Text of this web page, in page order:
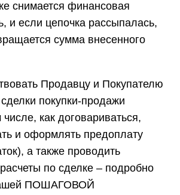
снимается финансовая
и если цепочка рассыпалась,
сумма внесенного
Продавцу и Покупателю
покупки-продажи
как договариваться,
и оформлять предоплату
а также проводить
по сделке – подробно
ПОШАГОВОЙ